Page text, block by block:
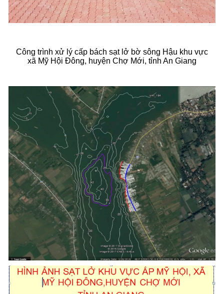
Công trình xử lý cấp bách sạt lở bờ sông Hậu khu vực
xã Mỹ Hội Đông, huyện Chợ Mới, tỉnh An Giang